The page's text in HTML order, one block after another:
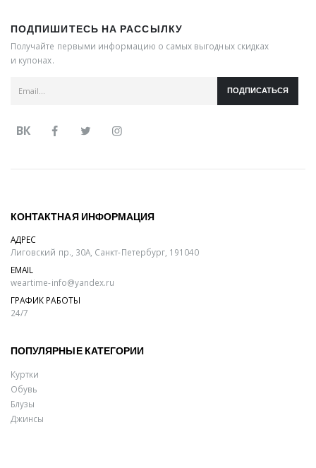
ПОДПИШИТЕСЬ НА РАССЫЛКУ
Получайте первыми информацию о самых выгодных скидках
и купонах.
ПОДПИСАТЬСЯ
ВК
КОНТАКТНАЯ ИНФОРМАЦИЯ
АДРЕС
Лиговский пр., 30А, Санкт-Петербург, 191040
EMAIL
weartime-info@yandex.ru
ГРАФИК РАБОТЫ
24/7
ПОПУЛЯРНЫЕ КАТЕГОРИИ
Куртки
Обувь
Блузы
Джинсы